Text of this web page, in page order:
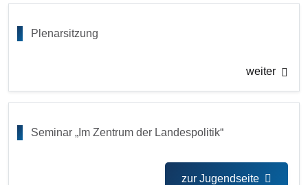
Plenarsitzung
weiter
Seminar „Im Zentrum der Landespolitik“
zur Jugendseite